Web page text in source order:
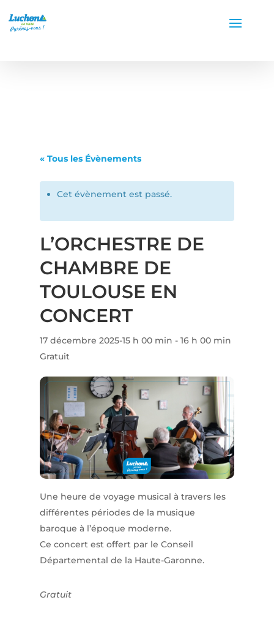
« Tous les Évènements
Cet évènement est passé.
L’ORCHESTRE DE
CHAMBRE DE
TOULOUSE EN
CONCERT
17 décembre 2025-15 h 00 min - 16 h 00 min
Gratuit
Une heure de voyage musical à travers les
différentes périodes de la musique
baroque à l’époque moderne.
Ce concert est offert par le Conseil
Départemental de la Haute-Garonne.
Gratuit